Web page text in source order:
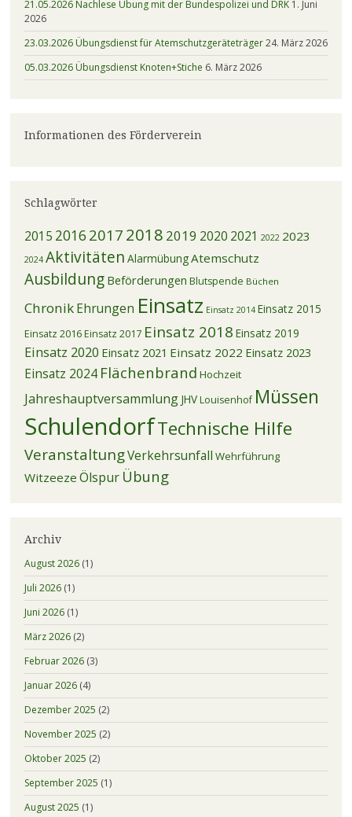
21.05.2026 Nachlese Übung mit der Bundespolizei und DRK 1. Juni
2026
23.03.2026 Übungsdienst für Atemschutzgeräteträger24. März 2026
05.03.2026 Übungsdienst Knoten+Stiche 6. März 2026
Informationen des Förderverein
Schlagwörter
2015 2016 2017 2018 2019 2020 2021 2022 2023
2024 Aktivitäten AlarmübungAtemschutz
Ausbildung Beförderungen Blutspende Büchen
ChronikEhrungen Einsatz Einsatz 2014 Einsatz 2015
Einsatz 2016Einsatz 2017 Einsatz 2018 Einsatz 2019
Einsatz 2020 Einsatz 2021 Einsatz 2022 Einsatz 2023
Einsatz 2024 Flächenbrand Hochzeit
Jahreshauptversammlung JHVLouisenhof Müssen
SchulendorfTechnische Hilfe
VeranstaltungVerkehrsunfall Wehrführung
Witzeeze Ölspur Übung
Archiv
August 2026(1)
Juli 2026(1)
Juni 2026(1)
März 2026(2)
Februar 2026(3)
Januar 2026(4)
Dezember 2025 (2)
November 2025 (2)
Oktober 2025 (2)
September 2025 (1)
August 2025 (1)